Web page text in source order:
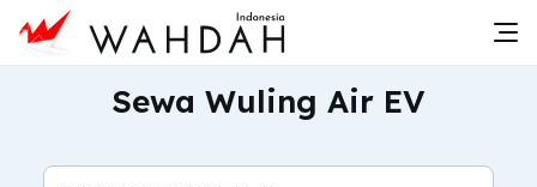
Sewa Wuling Air EV
Custom Pickup Location